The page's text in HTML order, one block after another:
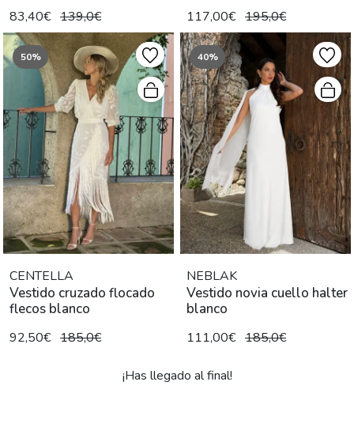
83,40€ 139,0€ 117,00€ 195,0€
50%
CENTELLA
Vestido cruzado flocado
flecos blanco
92,50€ 185,0€
40%
NEBLAK
Vestido novia cuello halter
blanco
111,00€ 185,0€
¡Has llegado al final!